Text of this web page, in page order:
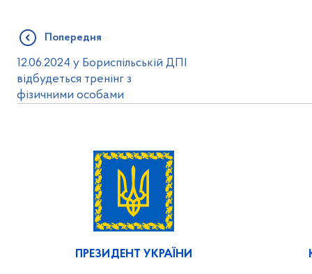
Попередня
12.06.2024 у Бориспільській ДПІ
відбудеться тренінг з
фізичними особами
ПРЕЗИДЕНТ УКРАЇНИ